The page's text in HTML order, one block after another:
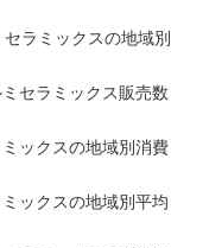
ラミックスの地域別
セラミックス販売数
ックスの地域別消費
ックスの地域別平均